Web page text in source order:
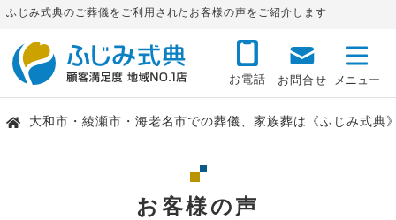
ふじみ式典のご葬儀をご利用されたお客様の声をご紹介します
お電話 お問合せ
大和市・綾瀬市・海老名市での葬儀、家族葬は《ふじみ式典
お客様の声